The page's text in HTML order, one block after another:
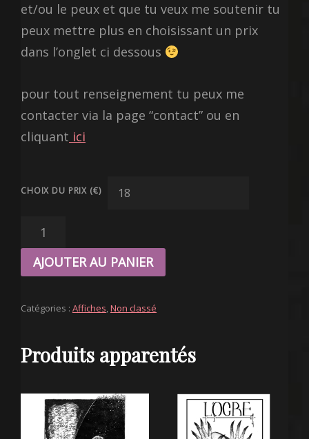
et/ou le peux et que tu veux me soutenir tu
peux mettre plus en choisissant un prix
dans l’onglet ci dessous
pour tout renseignement tu peux me
contacter via la page “contact” ou en
cliquant ici
CHOIX DU PRIX (€)
AFFICHE
"DÉMONE"
AJOUTER AU PANIER
Catégories : Affiches Non classé
Produits apparentés